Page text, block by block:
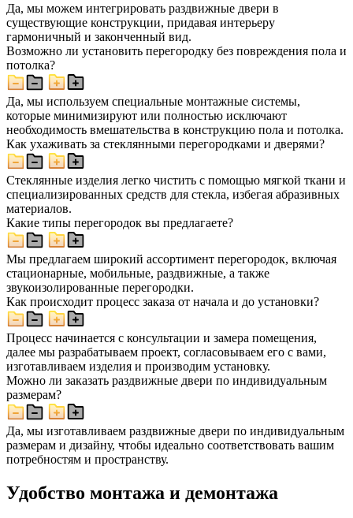
Да, мы можем интегрировать раздвижные двери в
существующие конструкции, придавая интерьеру
гармоничный и законченный вид.
Возможно ли установить перегородку без повреждения пола и
потолка?
Да, мы используем специальные монтажные системы,
которые минимизируют или полностью исключают
необходимость вмешательства в конструкцию пола и потолка.
Как ухаживать за стеклянными перегородками и дверями?
Стеклянные изделия легко чистить с помощью мягкой ткани и
специализированных средств для стекла, избегая абразивных
материалов.
Какие типы перегородок вы предлагаете?
Мы предлагаем широкий ассортимент перегородок, включая
стационарные, мобильные, раздвижные, а также
звукоизолированные перегородки.
Как происходит процесс заказа от начала и до установки?
Процесс начинается с консультации и замера помещения,
далее мы разрабатываем проект, согласовываем его с вами,
изготавливаем изделия и производим установку.
Можно ли заказать раздвижные двери по индивидуальным
размерам?
Да, мы изготавливаем раздвижные двери по индивидуальным
размерам и дизайну, чтобы идеально соответствовать вашим
потребностям и пространству.
Удобство монтажа и демонтажа